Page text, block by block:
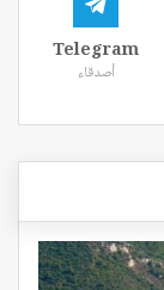
Telegram
أصدقاء